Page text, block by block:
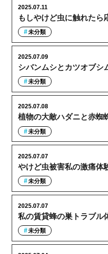
もしやけど虫に触れたら
2025.07.11
未分類
シバンムシとカツオブシ
2025.07.09
未分類
植物の大敵ハダニと赤蜘
2025.07.08
未分類
やけど虫被害私の激痛体
2025.07.07
未分類
私の賃貸蜂の巣トラブル
2025.07.07
未分類